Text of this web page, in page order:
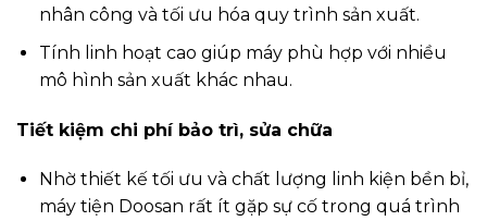
nhân công và tối ưu hóa quy trình sản xuất.
Tính linh hoạt cao giúp máy phù hợp với nhiều
mô hình sản xuất khác nhau.
Tiết kiệm chi phí bảo trì, sửa chữa
Nhờ thiết kế tối ưu và chất lượng linh kiện bền bỉ,
máy tiện Doosan rất ít gặp sự cố trong quá trình